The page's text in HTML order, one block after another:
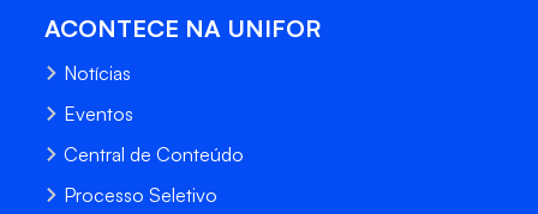
ACONTECE NA UNIFOR
Notícias
Eventos
Central de Conteúdo
Processo Seletivo